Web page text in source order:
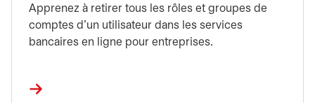
Apprenez à retirer tous les rôles et groupes de
comptes d’un utilisateur dans les services
bancaires en ligne pour entreprises.